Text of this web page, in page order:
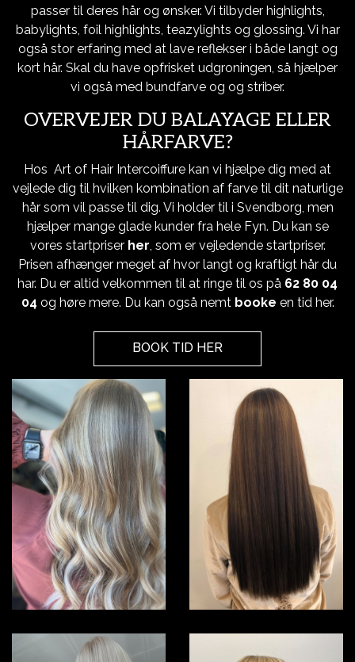
passer til deres hår og ønsker. Vi tilbyder highlights,
babylights, foil highlights, teazylights og glossing. Vi har
også stor erfaring med at lave reflekser i både langt og
kort hår. Skal du have opfrisket udgroningen, så hjælper
vi også med bundfarve og og striber.
OVERVEJER DU BALAYAGE ELLER
HÅRFARVE?
Hos Art of Hair Intercoiffure kan vi hjælpe dig med at
vejlede dig til hvilken kombination af farve til dit naturlige
hår som vil passe til dig. Vi holder til i Svendborg, men
hjælper mange glade kunder fra hele Fyn. Du kan se
vores startpriser her, som er vejledende startpriser.
Prisen afhænger meget af hvor langt og kraftigt hår du
har. Du er altid velkommen til at ringe til os på 62 80 04
04 og høre mere. Du kan også nemt booke en tid her.
BOOK TID HER